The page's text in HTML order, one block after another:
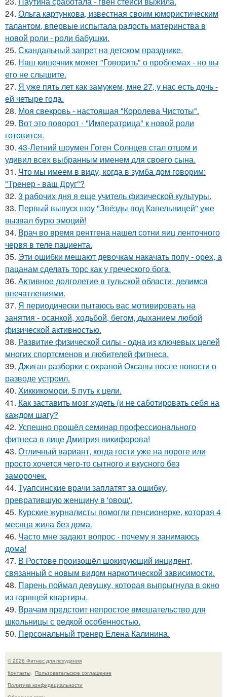
24. Ольга картункова, известная своим юмористическим
талантом, впервые испытала радость материнства в
новой роли - роли бабушки.
25. Скандальный запрет на детском празднике.
26. Наш кишечник может "Говорить" о проблемах - но вы
его не слышите.
27. Я уже пять лет как замужем, мне 27, у нас есть дочь -
ей четыре года.
28. Моя свекровь - настоящая "Королева Чистоты".
29. Вот это поворот - "Императрица" к новой роли
готовится.
30. 43-Летний шоумен Гоген Солнцев стал отцом и
удивил всех выбранным именем для своего сына.
31. Что мы имеем в виду, когда в зумба дом говорим:
"Тренер - ваш Друг"?
32. 3 рабочих дня я еще учитель физической культуры.
33. Первый выпуск шоу "Звёзды под Капельницей" уже
вызвал бурю эмоций!
34. Врач во время рентгена нашел сотни яиц ленточного
червя в теле пациента.
35. Эти ошибки мешают девочкам накачать попу - орех, а
пацанам сделать торс как у греческого бога.
36. Активное долголетие в тульской области: делимся
впечатлениями.
37. Я периодически пытаюсь вас мотивировать на
занятия - осанкой, ходьбой, бегом, дыханием любой
физической активностью.
38. Развитие физической силы - одна из ключевых целей
многих спортсменов и любителей фитнеса.
39. Джиган разборки с охраной Оксаны после новости о
разводе устроил.
40. Хиккикомори. 5 путь к цели.
41. Как заставить мозг худеть (и не саботировать себя на
каждом шагу?
42. Успешно прошёл семинар профессионального
фитнеса в лице Дмитрия никифорова!
43. Отличный вариант, когда гости уже на пороге или
просто хочется чего-то сытного и вкусного без
заморочек.
44. Туапсинские врачи заплатят за ошибку,
превратившую женщину в 'овощ'.
45. Курские журналисты помогли пенсионерке, которая 4
месяца жила без дома.
46. Часто мне задают вопрос - почему я занимаюсь
дома!
47. В Ростове произошёл шокирующий инцидент,
связанный с новым видом наркотической зависимости.
48. Парень поймал девушку, которая выпрыгнула в окно
из горящей квартиры.
49. Врачам предстоит непростое вмешательство для
школьницы с редкой особенностью.
50. Персональный тренер Елена Калинина.
© 2026 Фитнес для похудения
Контакты
Пользовательское соглашение
Политика конфидециальности